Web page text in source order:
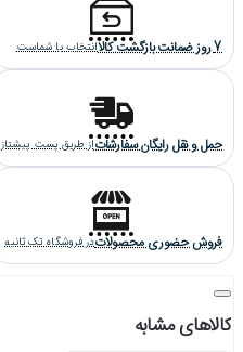
7 روز ضمانت بازگشت کالا انتخاب با شماست
حمل و نقل رایگان سفارشاتاز طریق پست پیشتاز
فروش حضوری محصولاتدر فروشگاه تک ثانیه
کالاهای مشابه